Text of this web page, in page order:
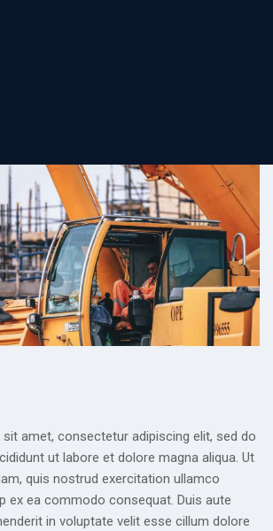
amet, consectetur adipiscing elit, sed do
ut labore et dolore magna aliqua. Ut
quis nostrud exercitation ullamco
ex ea commodo consequat. Duis aute
in voluptate velit esse cillum dolore